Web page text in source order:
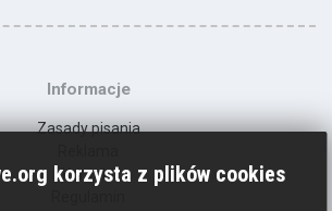
Informacje
Zasady pisania
Kontakt
korzysta z plików cookies